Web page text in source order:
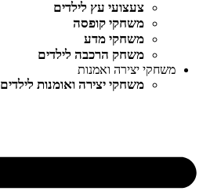
צעצועי עץ לילדים
משחקי קופסה
משחקי מדע
משחק הרכבה לילדים
משחקי יצירה ואמנות
משחקי יצירה ואומנות לילדים